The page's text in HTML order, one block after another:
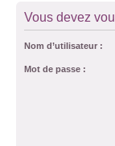
Vous devez
Nom d’utilisateur :
Mot de passe :